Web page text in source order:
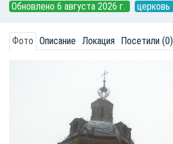
Обновлено 6 августа 2026 г.
церковь
Фото Описание Локация Посетили (0)